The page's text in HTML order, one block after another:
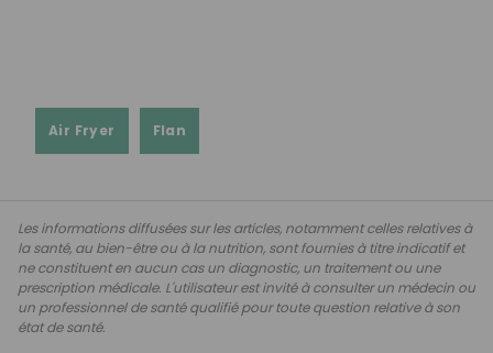
Air Fryer Flan
Les informations diffusées sur les articles, notamment celles relatives à
la santé, au bien-être ou à la nutrition, sont fournies à titre indicatif et
ne constituent en aucun cas un diagnostic, un traitement ou une
prescription médicale. L'utilisateur est invité à consulter un médecin ou
un professionnel de santé qualifié pour toute question relative à son
état de santé.